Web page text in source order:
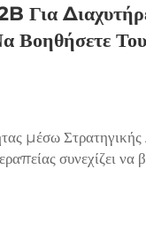
Για
Βοηθήσετε
μέσω
συνεχίζει
τόσο στον